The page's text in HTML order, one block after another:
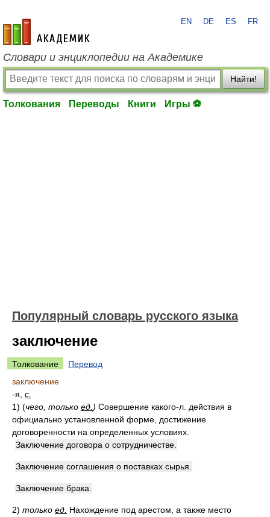
academic.ru
EN DE ES FR
Словари и энциклопедии на Академике
Найти!
Толкования Переводы Книги Игры ⚽
Популярный словарь русского языка
заключение
Толкование
Перевод
заключение
-я, с.
1) (чего, только ед. ) Совершение какого-л. действия в
официально установленной форме, достижение
договоренности на определенных условиях.
Заключение договора о сотрудничестве.
Заключение соглашения о поставках сырья.
Заключение брака.
2) только ед. Нахождение под арестом, а также место